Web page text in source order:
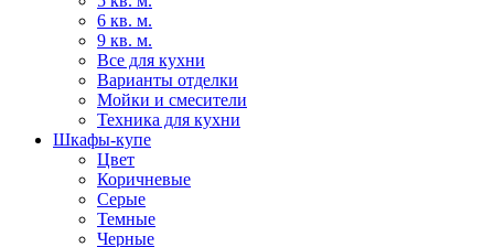
6 кв. м.
9 кв. м.
Все для кухни
Варианты отделки
Мойки и смесители
Техника для кухни
Шкафы-купе
Цвет
Коричневые
Серые
Темные
Черные